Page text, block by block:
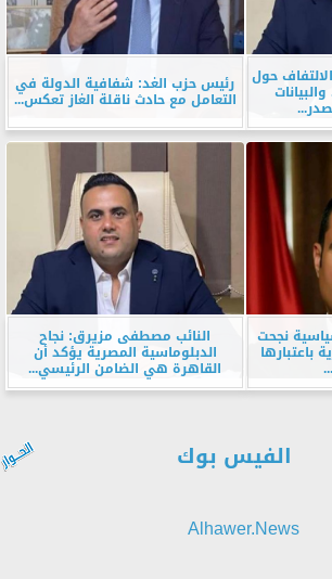
حول رئيس حزب الغد: شفافية الدولة في
التعامل مع حادث ناقلة الغاز تعكس...
نجحت النائب مصطفى مزيرق: نجاح
الدبلوماسية المصرية يؤكد أن
القاهرة هي الضامن الرئيسي...
الفيس بوك
Alhawer.News